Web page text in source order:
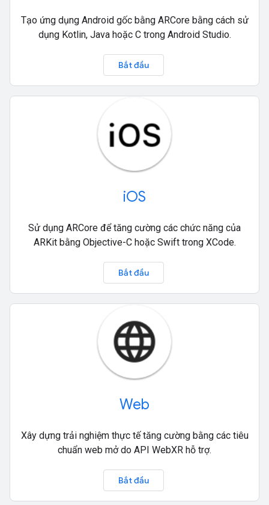
Tạo ứng dụng Android gốc bằng ARCore bằng cách sử
dụng Kotlin, Java hoặc C trong Android Studio.
Bắt đầu
iOS
Sử dụng ARCore để tăng cường các chức năng của
ARKit bằng Objective-C hoặc Swift trong XCode.
Bắt đầu
Web
Xây dựng trải nghiệm thực tế tăng cường bằng các tiêu
chuẩn web mở do API WebXR hỗ trợ.
Bắt đầu